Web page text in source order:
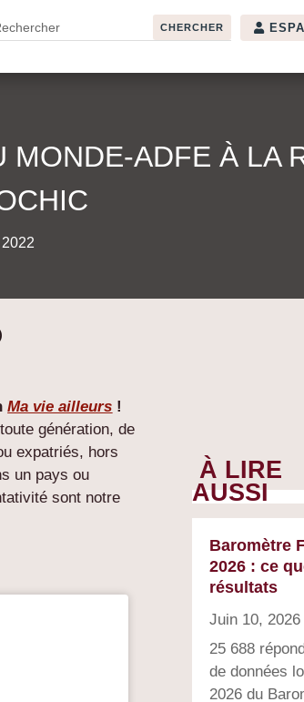
ADFE À LA
Ma vie ailleurs !
génération, de
expatriés, hors
un pays ou
sont notre
À LIRE
AUSSI
Baromètre
2026 : ce
résultats
Juin 10, 2026
25 688
de données
2026 du